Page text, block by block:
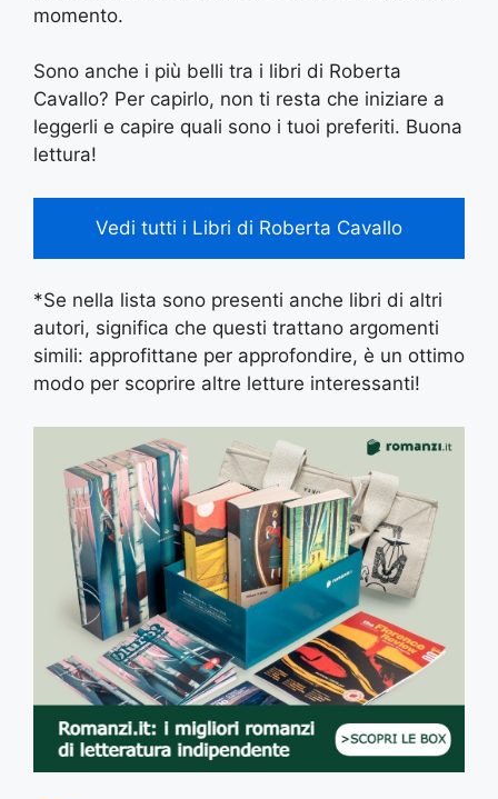
momento.
Sono anche i più belli tra i libri di Roberta
Cavallo? Per capirlo, non ti resta che iniziare a
leggerli e capire quali sono i tuoi preferiti. Buona
lettura!
Vedi tutti i Libri di Roberta Cavallo
*Se nella lista sono presenti anche libri di altri
autori, significa che questi trattano argomenti
simili: approfittane per approfondire, è un ottimo
modo per scoprire altre letture interessanti!